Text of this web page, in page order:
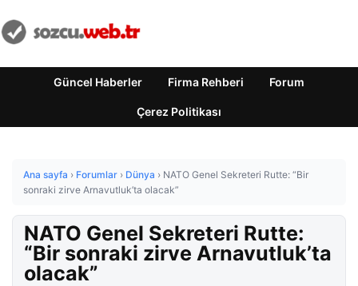
Güncel Haberler Firma Rehberi Forum
Çerez Politikası
Ana sayfa › Forumlar › Dünya › NATO Genel Sekreteri Rutte: “Bir
sonraki zirve Arnavutluk’ta olacak”
NATO Genel Sekreteri Rutte:
“Bir sonraki zirve Arnavutluk’ta
olacak”